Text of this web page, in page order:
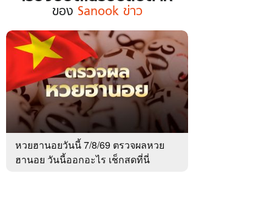
ใน
รอบ
สัปดาห์
Sanook
ข่าว
ของ Sanook ข่าว
หวยฮานอยวันนี้ 7/8/69 ตรวจผลหวย
ฮานอย วันนี้ออกอะไร เช็กสดที่นี่